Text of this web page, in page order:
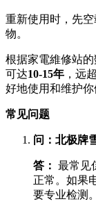
重新使用时，先
物。
根据家電維修站
可达10-15年 ，远
好地使用和维护你
常见问题
问：北极牌
答：
最常
正常。如果
要专业检测。